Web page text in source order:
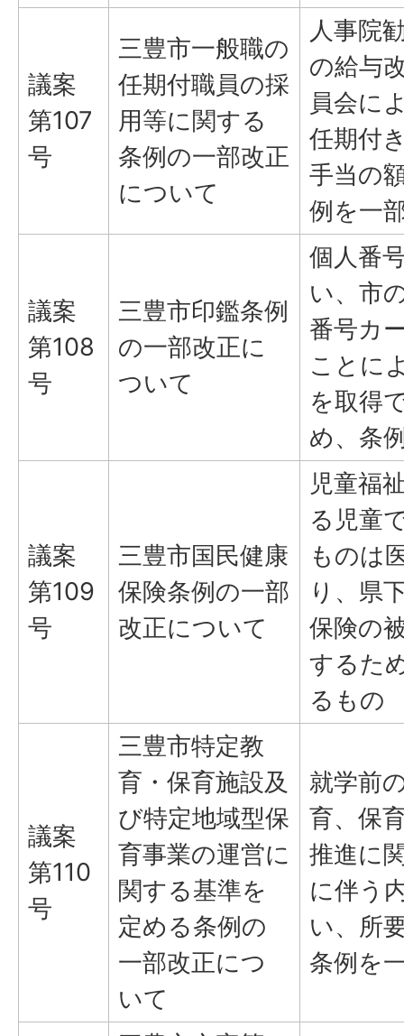
議案
第107
号
三豊市一般職の
任期付職員の採
用等に関する
条例の一部改正
について
人事院
の給与
員会に
任期付
手当の
例を一
議案
第108
号
三豊市印鑑条例
の一部改正に
ついて
個人番
い、市
番号カ
ことに
を取得
め、条
議案
第109
号
三豊市国民健康
保険条例の一部
改正について
児童福
る児童
ものは
り、県
保険の
するた
るもの
議案
第110
号
三豊市特定教
育・保育施設及
び特定地域型保
育事業の運営に
関する基準を
定める条例の
一部改正につ
いて
就学前
育、保
推進に
に伴う
い、所
条例を